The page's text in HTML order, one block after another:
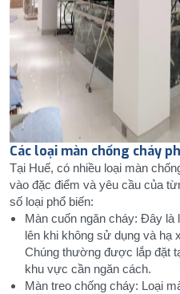
Các loại màn chống cháy
Tại Huế, có nhiều loại màn
vào đặc điểm và yêu cầu của
số loại phổ biến:
Màn cuốn ngăn cháy: Đây
lên khi không sử dụng và hạ
Chúng thường được lắp đặt
khu vực cần ngăn cách.
Màn treo chống cháy: Loại